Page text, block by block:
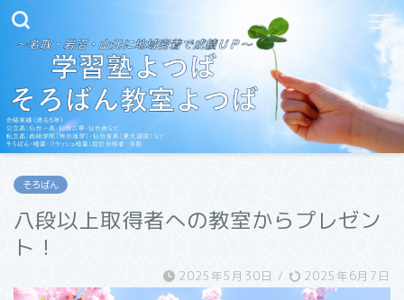
そろばん
八段以上取得者への教室からプレゼン
ト！
2025年5月30日 / 2025年6月7日